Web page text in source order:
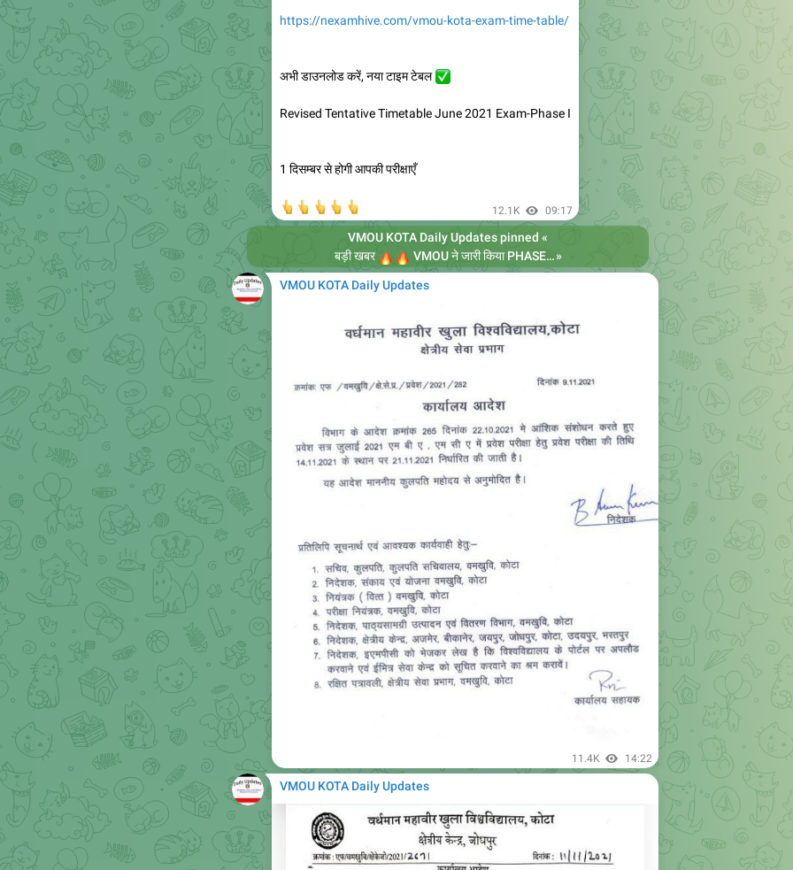
https://nexamhive.com/vmou-kota-exam-time-table/
अभी डाउनलोड करें, नया टाइम टेबल
✅
Revised Tentative Timetable June 2021 Exam-Phase I
1 दिसम्बर से होगी आपकी परीक्षाएँ
👆
👆
👆
👆
👆 12.1K 09:17
VMOU KOTA Daily Updatespinned «
बड़ी खबर
🔥
🔥VMOU ने जारी किया PHASE -2 का टाइम टेबल https://nexamhive.com/
»
VMOU KOTA Daily Updates
11.4K 14:22
VMOU KOTA Daily Updates